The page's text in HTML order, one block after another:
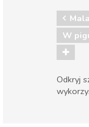
W
Odkryj